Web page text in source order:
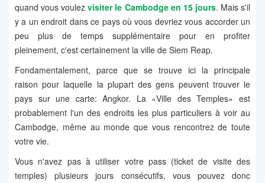
quand vous voulezvisiter le Cambodge en 15 jours. Mais s'il
y a un endroit dans ce pays où vous devriez vous accorder un
peu plus de temps supplémentaire pour en profiter
pleinement, c'est certainement la ville de Siem Reap.
Fondamentalement, parce que se trouve ici la principale
raison pour laquelle la plupart des gens peuvent trouver le
pays sur une carte: Angkor. La «Ville des Temples» est
probablement l'un des endroits les plus particuliers à voir au
Cambodge, même au monde que vous rencontrez de toute
votre vie.
Vous n'avez pas à utiliser votre pass (ticket de visite des
temples) plusieurs jours consécutifs, vous pouvez donc